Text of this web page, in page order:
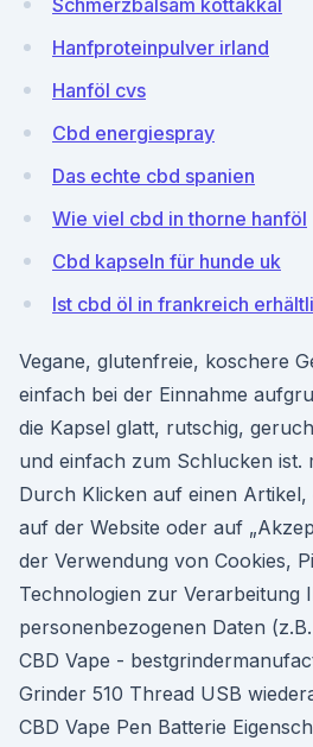
Schmerzbalsam kottakkal
Hanfproteinpulver irland
Hanföl cvs
Cbd energiespray
Das echte cbd spanien
Wie viel cbd in thorne hanföl
Cbd kapseln für hunde uk
Ist cbd öl in frankreich
Vegane, glutenfreie, koschere
einfach bei der Einnahme
die Kapsel glatt, rutschig,
und einfach zum Schlucken ist.
Durch Klicken auf einen Artikel,
auf der Website oder auf
der Verwendung von Cookies,
Technologien zur Verarbeitung
personenbezogenen Daten
CBD Vape -
Grinder 510 Thread USB
CBD Vape Pen Batterie